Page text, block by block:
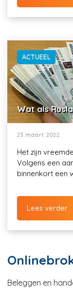
ACTUEEL
Wat als
23 maart 2022
Het zijn
Volgens een
binnenkort een
Lees verder
Beleggen en